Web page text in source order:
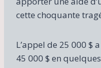
cette choquante
L’appel de 25 000 $
45 000 $ en